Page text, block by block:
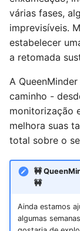
i
z
a
o
a
BroodMinder
BroodMinder
BroodMinder
BroodMinder
Dispositivos
BroodMinder-
BroodMinder-
Painel
Inserindo
Reinício do
Supersedure/
de
Colmeias
Captura de
Instalação de
várias fases,
imprevisíveis.
estabelecer
a retomada
A
caminho -
monitorização
melhora suas
total sobre o
🚧
🚧
Ainda estamos
algumas